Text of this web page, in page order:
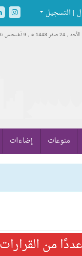
| التسجيل
الأحد , 24 صفر 1448 هـ , 9 أغسطس 2026 م |
منوعات إضاءات
من القرارات